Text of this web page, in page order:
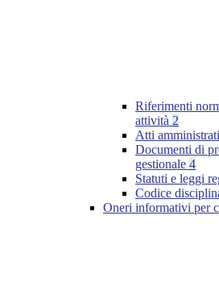
Riferimenti
attività 2
Atti
Documenti di
gestionale 4
Statuti e leggi
Codice
Oneri informativi per